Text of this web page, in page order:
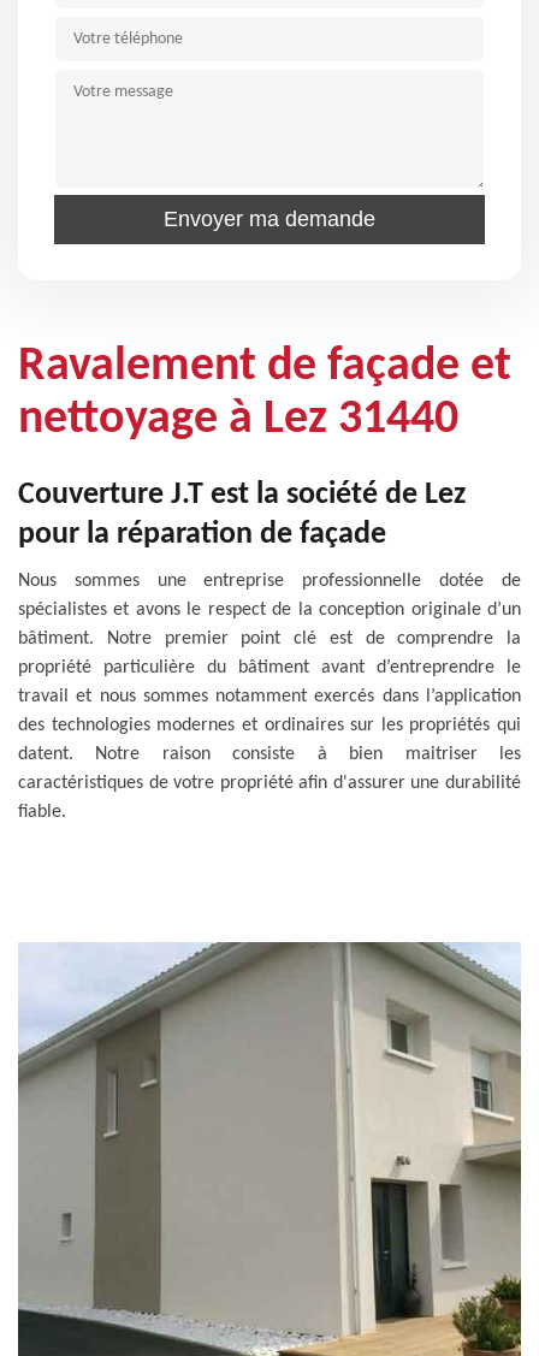
Ravalement de façade et
nettoyage à Lez 31440
Couverture J.T est la société de Lez
pour la réparation de façade
Nous sommes une entreprise professionnelle dotée de
spécialistes et avons le respect de la conception originale d’un
bâtiment. Notre premier point clé est de comprendre la
propriété particulière du bâtiment avant d’entreprendre le
travail et nous sommes notamment exercés dans l’application
des technologies modernes et ordinaires sur les propriétés qui
datent. Notre raison consiste à bien maitriser les
caractéristiques de votre propriété afin d'assurer une durabilité
fiable.